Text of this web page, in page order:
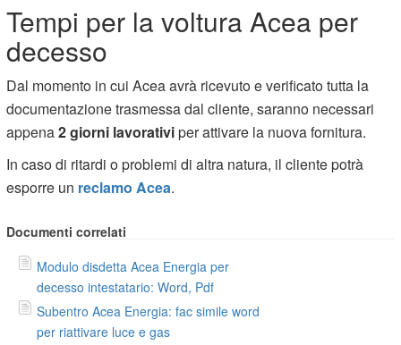
Tempi per la voltura Acea per
decesso
Dal momento in cui Acea avrà ricevuto e verificato tutta la
documentazione trasmessa dal cliente, saranno necessari
appena2 giorni lavorativiper attivare la nuova fornitura.
In caso di ritardi o problemi di altra natura, il cliente potrà
esporre un reclamo Acea.
Documenti correlati
Modulo disdetta Acea Energia per
decesso intestatario: Word, Pdf
Subentro Acea Energia: fac simile word
per riattivare luce e gas